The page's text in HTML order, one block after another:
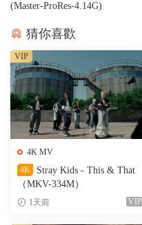
(Master-ProRes-4.14G)
猜你喜歡
4K MV
4K
Stray Kids - This & That
（MKV-334M）
1天前 VIP
VIP